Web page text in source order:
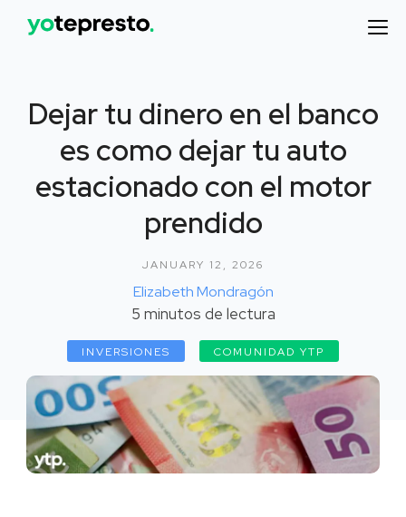
Dejar tu dinero en el banco
es como dejar tu auto
estacionado con el motor
prendido
JANUARY 12, 2026
Elizabeth Mondragón
5 minutos de lectura
INVERSIONES COMUNIDAD YTP